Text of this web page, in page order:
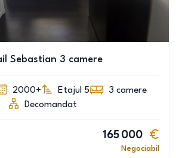
Sebastian 3 camere
2000+ Etajul 5 3 camere
Decomandat
165 000
Negociabil